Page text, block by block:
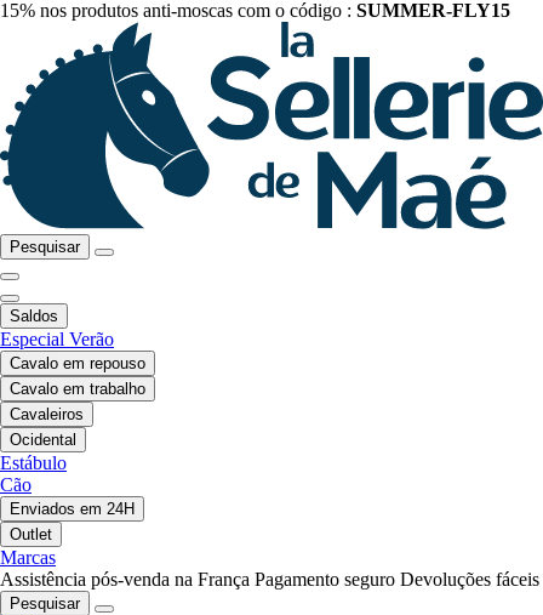
15% nos produtos anti-moscas com o código : SUMMER-FLY15
Pesquisar
Saldos
Especial Verão
Cavalo em repouso
Cavalo em trabalho
Cavaleiros
Ocidental
Estábulo
Cão
Enviados em 24H
Outlet
Marcas
Assistência pós-venda na França Pagamento seguro Devoluções fáceis
Pesquisar